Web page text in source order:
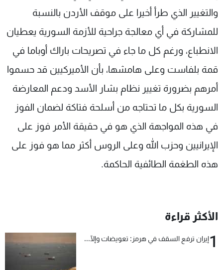
والتغيير الذي طرأ أخيرا على موقف الأردن بالنسبة
للمشاركة في أي معالجة جراحية للأزمة السورية يعطيان
الانطباع، ورغم كل ما جاء في تصريحات باراك أوباما في
قمة بلفاست وعلى هامشها، بأن الأميركيين قد حسموا
أمرهم بضرورة تغيير نظام بشار الأسد ودعم المعارضة
السورية بكل ما تحتاجه من أسلحة فتاكة لضمان الفوز
في هذه المواجهة الذي هو في حقيقة الأمر فوز على
الإيرانيين وحزب الله وعلى الروس أكثر مما هو فوز على
هذه الطغمة الطائفية الحاكمة.
الأكثر قراءة
1إيران ترفع السقف في هرمز: تعويضات وإلّا...